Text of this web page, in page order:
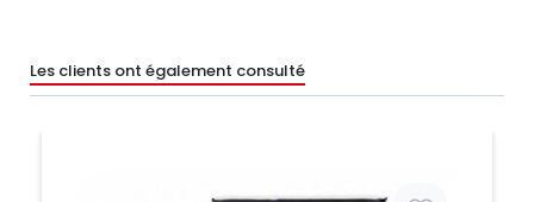
Les clients ont également consulté